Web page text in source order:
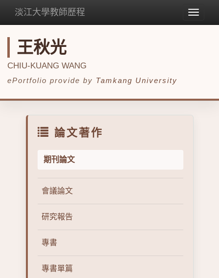
Toggle
淡江大學教師歷程
王秋光
CHIU-KUANG WANG
ePortfolio provide by Tamkang University
論文著作
期刊論文
會議論文
研究報告
專書
專書單篇